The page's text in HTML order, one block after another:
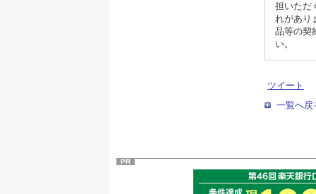
担いただ
れがあり
品等の契
い。
ツイート
一覧へ戻
PR